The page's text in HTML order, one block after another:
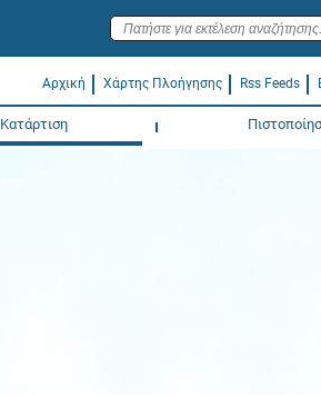
Αρχική Χάρτης Πλοήγησης Rss Feeds
Κατάρτιση